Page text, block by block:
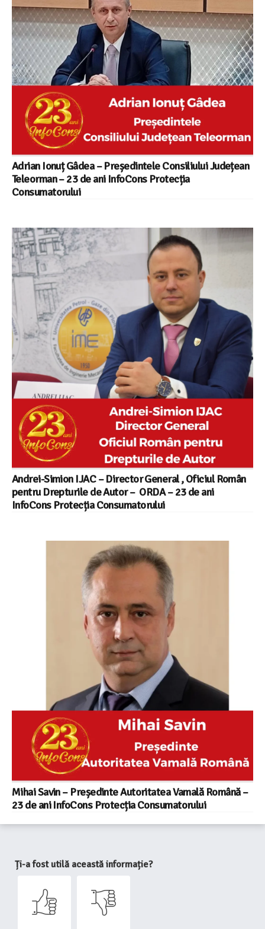
Adrian Ionuț Gâdea – Președintele Consiliului Județean
Teleorman – 23 de ani InfoCons Protecția
Consumatorului
Andrei-Simion IJAC – Director General , Oficiul Român
pentru Drepturile de Autor – ORDA – 23 de ani
InfoCons Protecția Consumatorului
Mihai Savin – Președinte Autoritatea Vamală Română –
23 de ani InfoCons Protecția Consumatorului
Ți-a fost utilă această informație?